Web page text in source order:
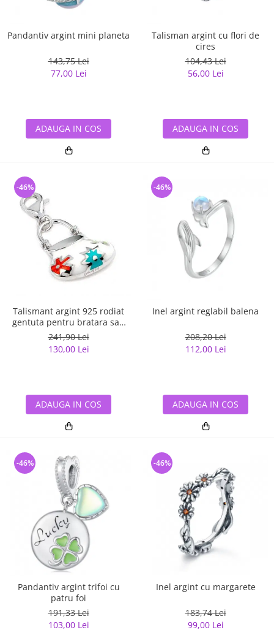
Pandantiv argint mini planeta
143,75 Lei
77,00 Lei
ADAUGA IN COS
Talisman argint cu flori de
cires
104,43 Lei
56,00 Lei
ADAUGA IN COS
Talismant argint 925 rodiat
gentuta pentru bratara sau
lant
241,90 Lei
130,00 Lei
-46%
ADAUGA IN COS
Inel argint reglabil balena
208,20 Lei
112,00 Lei
-46%
ADAUGA IN COS
Pandantiv argint trifoi cu
patru foi
191,33 Lei
103,00 Lei
-46%
Inel argint cu margarete
183,74 Lei
99,00 Lei
-46%